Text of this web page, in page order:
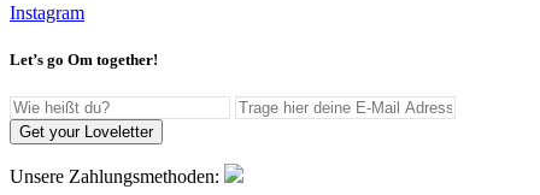
Instagram
Let’s go Om together!
Get your Loveletter
Unsere Zahlungsmethoden: